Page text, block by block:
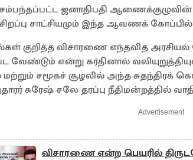
ஜனாதிபதி ஆணைக்குழுவின்
சாட்சியமும் இந்த ஆவணக் கோப்பில்
குறித்த விசாரணை எந்தவித அரசியல்
வேண்டும் என்று கர்தினால்
சமூகச் சூழலில் அந்த சுதந்திரக்
சுரேஷ் சலே தரப்பு நீதிமன்றத்தில்
Advertisement
விசாரணை என்ற பெயரில்